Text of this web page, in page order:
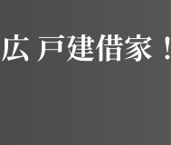
戸建借家！